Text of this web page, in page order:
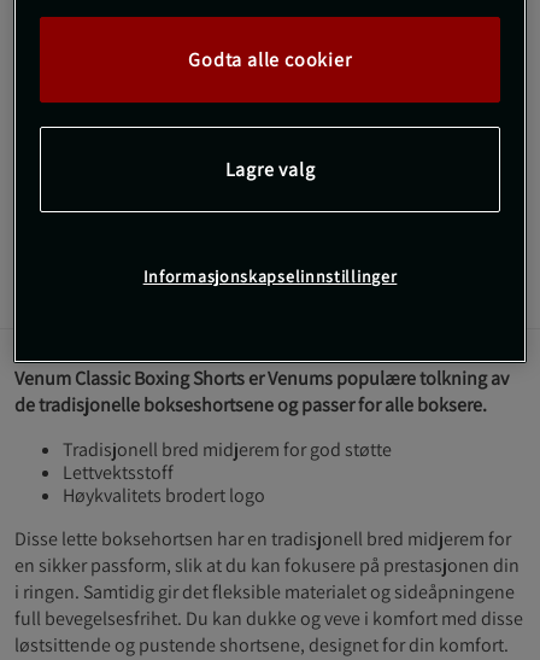
SKU #VENUM-05167-108R | EAN3611441790169
de tradisjonelle bokseshortsene og passer for alle boksere.
Les mer
Venum Classic Boxing Shorts er Venums populære tolkning av
de tradisjonelle bokseshortsene og passer for alle boksere.
Tradisjonell bred midjerem for god støtte
Lettvektsstoff
Høykvalitets brodert logo
Disse lette boksehortsen har en tradisjonell bred midjerem for
en sikker passform, slik at du kan fokusere på prestasjonen din
i ringen. Samtidig gir det fleksible materialet og sideåpningene
full bevegelsesfrihet. Du kan dukke og veve i komfort med disse
løstsittende og pustende shortsene, designet for din komfort.
Godta alle cookier
Lagre valg
Informasjonskapselinnstillinger